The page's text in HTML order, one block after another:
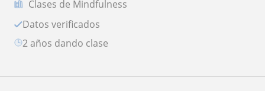
Clases de Mindfulness
Datos verificados
2 años dando clase